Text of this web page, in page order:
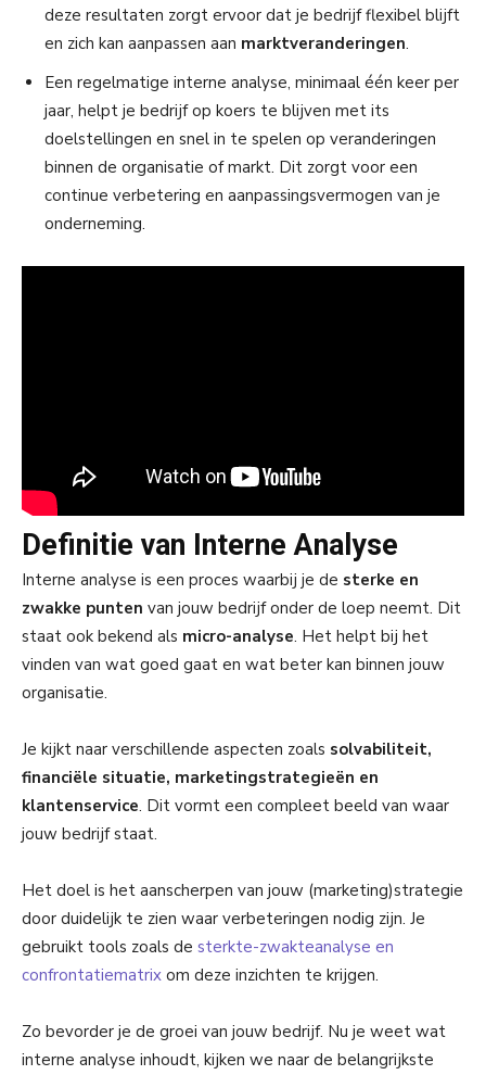
deze resultaten zorgt ervoor dat je bedrijf flexibel blijft
en zich kan aanpassen aan marktveranderingen.
Een regelmatige interne analyse, minimaal één keer per
jaar, helpt je bedrijf op koers te blijven met its
doelstellingen en snel in te spelen op veranderingen
binnen de organisatie of markt. Dit zorgt voor een
continue verbetering en aanpassingsvermogen van je
onderneming.
Definitie van Interne Analyse
Interne analyse is een proces waarbij je de sterke en
zwakke punten van jouw bedrijf onder de loep neemt. Dit
staat ook bekend als micro-analyse. Het helpt bij het
vinden van wat goed gaat en wat beter kan binnen jouw
organisatie.
Je kijkt naar verschillende aspecten zoals solvabiliteit,
financiële situatie, marketingstrategieën en
klantenservice. Dit vormt een compleet beeld van waar
jouw bedrijf staat.
Het doel is het aanscherpen van jouw (marketing)strategie
door duidelijk te zien waar verbeteringen nodig zijn. Je
gebruikt tools zoals de sterkte-zwakteanalyse en
confrontatiematrix om deze inzichten te krijgen.
Zo bevorder je de groei van jouw bedrijf. Nu je weet wat
interne analyse inhoudt, kijken we naar de belangrijkste